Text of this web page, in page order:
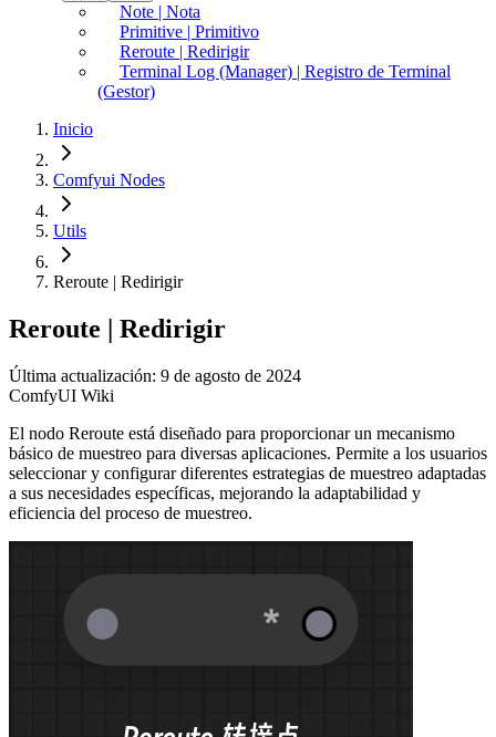
Note | Nota
Primitive | Primitivo
Reroute | Redirigir
Terminal Log (Manager) | Registro de Terminal
(Gestor)
Inicio
Comfyui Nodes
Utils
Reroute | Redirigir
Reroute | Redirigir
Última actualización: 9 de agosto de 2024
ComfyUI Wiki
El nodo Reroute está diseñado para proporcionar un mecanismo
básico de muestreo para diversas aplicaciones. Permite a los usuarios
seleccionar y configurar diferentes estrategias de muestreo adaptadas
a sus necesidades específicas, mejorando la adaptabilidad y
eficiencia del proceso de muestreo.